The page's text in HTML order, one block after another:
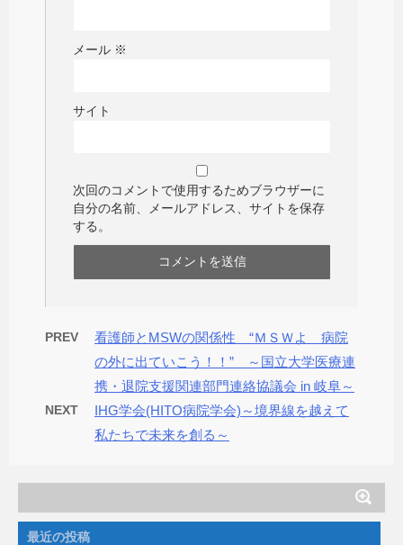
メール ※
サイト
次回のコメントで使用するためブラウザーに
自分の名前、メールアドレス、サイトを保存
する。
PREV
看護師とMSWの関係性 “ＭＳＷよ 病院
の外に出ていこう！！” ～国立大学医療連
携・退院支援関連部門連絡協議会 in 岐阜～
NEXT
IHG学会(HITO病院学会)～境界線を越えて
私たちで未来を創る～
最近の投稿